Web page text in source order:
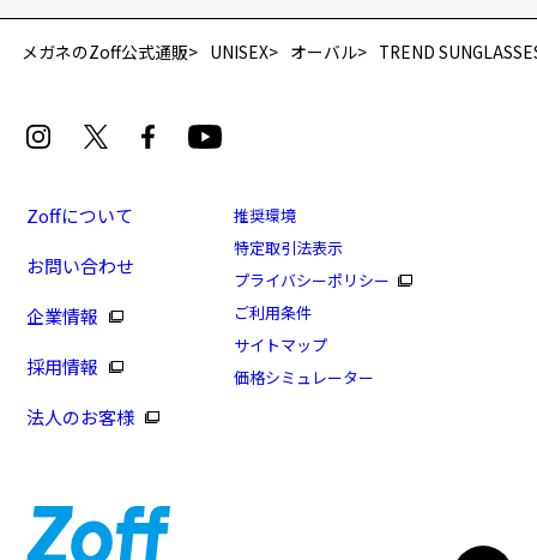
メガネのZoff公式通販 UNISEX オーバル TREND
Zoffについて
お問い合わせ
企業情報
採用情報
法人のお客様
推奨環境
特定取引法表示
プライバシーポリシー
ご利用条件
サイトマップ
価格シミュレーター